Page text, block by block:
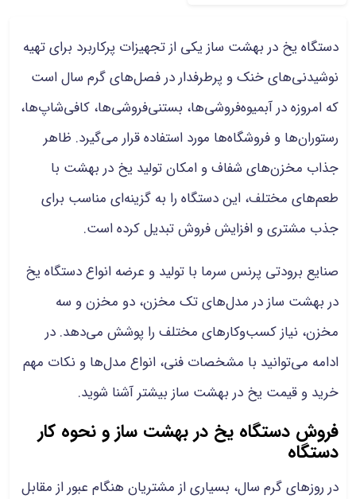
دستگاه یخ در بهشت ساز یکی از تجهیزات پرکاربرد برای تهیه
نوشیدنی‌های خنک و پرطرفدار در فصل‌های گرم سال است
که امروزه در آبمیوه‌فروشی‌ها، بستنی‌فروشی‌ها، کافی‌شاپ‌ها،
رستوران‌ها و فروشگاه‌ها مورد استفاده قرار می‌گیرد. ظاهر
جذاب مخزن‌های شفاف و امکان تولید یخ در بهشت با
طعم‌های مختلف، این دستگاه را به گزینه‌ای مناسب برای
جذب مشتری و افزایش فروش تبدیل کرده است.
صنایع برودتی پرنس سرما با تولید و عرضه انواع دستگاه یخ
در بهشت ساز در مدل‌های تک مخزن، دو مخزن و سه
مخزن، نیاز کسب‌وکارهای مختلف را پوشش می‌دهد. در
ادامه می‌توانید با مشخصات فنی، انواع مدل‌ها و نکات مهم
خرید و قیمت یخ در بهشت ساز بیشتر آشنا شوید.
فروش دستگاه یخ در بهشت ساز و نحوه کار
دستگاه
در روزهای گرم سال، بسیاری از مشتریان هنگام عبور از مقابل